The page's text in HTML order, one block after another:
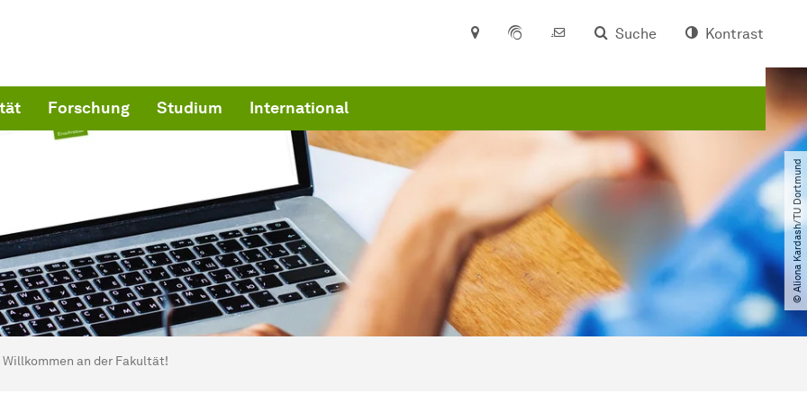
Suche Kontrast
Forschung Studium International
© Aliona Kardash​/​TU Dortmund
hier:
Willkommen an der Fakultät!